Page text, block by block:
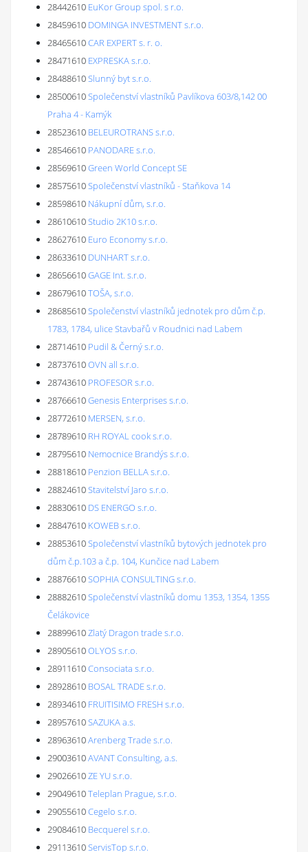
28442610 EuKor Group spol. s r.o.
28459610 DOMINGA INVESTMENT s.r.o.
28465610CAR EXPERT s. r. o.
28471610 EXPRESKA s.r.o.
28488610Slunný byt s.r.o.
28500610Společenství vlastníků Pavlíkova 603/8,142 00
Praha 4 - Kamýk
28523610 BELEUROTRANS s.r.o.
28546610 PANODARE s.r.o.
28569610Green World Concept SE
28575610Společenství vlastníků - Staňkova 14
28598610 Nákupní dům, s.r.o.
28610610Studio 2K10 s.r.o.
28627610 Euro Economy s.r.o.
28633610 DUNHART s.r.o.
28656610GAGE Int. s.r.o.
28679610TOŠA, s.r.o.
28685610Společenství vlastníků jednotek pro dům č.p.
1783, 1784, ulice Stavbařů v Roudnici nad Labem
28714610 Pudil & Černý s.r.o.
28737610OVN all s.r.o.
28743610 PROFESOR s.r.o.
28766610Genesis Enterprises s.r.o.
28772610 MERSEN, s.r.o.
28789610 RH ROYAL cook s.r.o.
28795610 Nemocnice Brandýs s.r.o.
28818610 Penzion BELLA s.r.o.
28824610Stavitelství Jaro s.r.o.
28830610 DS ENERGO s.r.o.
28847610 KOWEB s.r.o.
28853610Společenství vlastníků bytových jednotek pro
dům č.p.103 a č.p. 104, Kunčice nad Labem
28876610SOPHIA CONSULTING s.r.o.
28882610Společenství vlastníků domu 1353, 1354, 1355
Čelákovice
28899610Zlatý Dragon trade s.r.o.
28905610OLYOS s.r.o.
28911610Consociata s.r.o.
28928610 BOSAL TRADE s.r.o.
28934610 FRUITISIMO FRESH s.r.o.
28957610SAZUKA a.s.
28963610Arenberg Trade s.r.o.
29003610AVANT Consulting, a.s.
29026610ZE YU s.r.o.
29049610Teleplan Prague, s.r.o.
29055610Cegelo s.r.o.
29084610 Becquerel s.r.o.
29113610ServisTop s.r.o.